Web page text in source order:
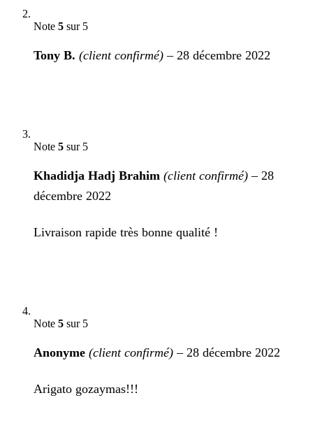
Note 5 sur 5
Tony B. (client confirmé) – 28 décembre 2022
Note 5 sur 5
Khadidja Hadj Brahim (client confirmé) – 28
décembre 2022
Livraison rapide très bonne qualité !
Note 5 sur 5
Anonyme (client confirmé) – 28 décembre 2022
Arigato gozaymas!!!